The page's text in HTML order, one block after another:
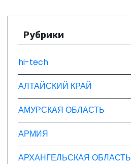
з
п
и
с
я
м
Рубрики
hi-tech
АЛТАЙСКИЙ КРАЙ
АМУРСКАЯ ОБЛАСТЬ
АРМИЯ
АРХАНГЕЛЬСКАЯ ОБЛАСТЬ